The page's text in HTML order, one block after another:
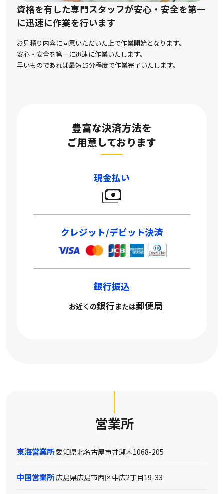
資格を有した専門スタッフが安心・安全を第一
に迅速に作業を行います
お見積り内容に同意いただいた上で作業開始となります。
安心・安全を第一に迅速に作業いたします。
早いものであれば最短15分程度で作業完了いたします。
豊富な決済方法を
ご用意しております
現金払い
クレジット/デビット決済
銀行振込
お近くの銀行または郵便局
営業所
東海営業所 愛知県北名古屋市井瀬木1068-205
中国営業所広島県広島市西区中広2丁目19-33